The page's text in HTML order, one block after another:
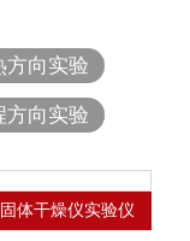
方向实验
方向实验
体干燥仪实验仪